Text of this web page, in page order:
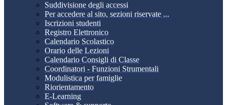
Suddivisione degli accessi
Per accedere al sito, sezioni riservate ...
Iscrizioni studenti
Registro Elettronico
Calendario Scolastico
Orario delle Lezioni
Calendario Consigli di Classe
Coordinatori - Funzioni Strumentali
Modulistica per famiglie
Riorientamento
E-Learning